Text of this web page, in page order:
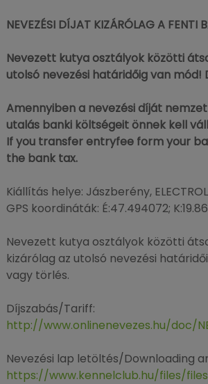
NEVEZÉSI DÍJAT KIZÁRÓLAG A FENTI
Nevezett kutya osztályok közötti
utolsó nevezési határidőig van
Amennyiben a nevezési díját
utalás banki költségeit önnek kell
If you transfer entryfee form your
the bank tax.
Kiállítás helye: Jászberény,
GPS koordináták: É:47.494072;
Nevezett kutya osztályok közötti
kizárólag az utolsó nevezési
vagy törlés.
Díjszabás/Tariff:
http://www.onlinenevezes.hu/doc/
Nevezési lap letöltés/Downloading
https://www.kennelclub.hu/files/